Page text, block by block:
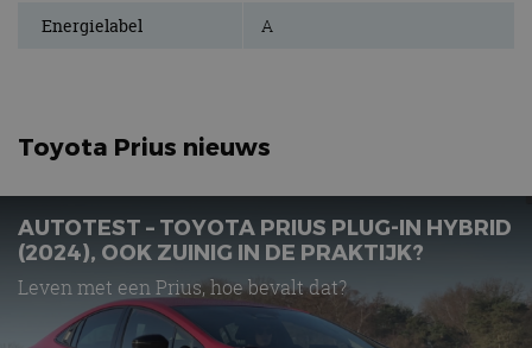
Energielabel A
Toyota Prius nieuws
AUTOTEST – TOYOTA PRIUS PLUG-IN HYBRID
(2024), OOK ZUINIG IN DE PRAKTIJK?
Leven met een Prius, hoe bevalt dat?